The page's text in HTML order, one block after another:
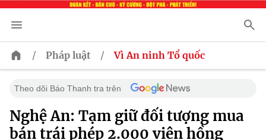
/ Pháp luật / Vì An ninh Tổ quốc
Theo dõi Báo Thanh tra trên
Nghệ An: Tạm giữ đối tượng mua
bán trái phép 2.000 viên hồng